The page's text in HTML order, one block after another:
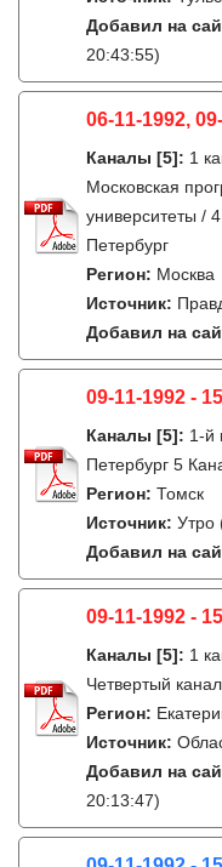
Добавил на
20:43:55)
06-11-1992,
Каналы [5]: 1
Московская
университеты /
Петербург
Регион: Москва
Источник:
Добавил на
09-11-1992 -
Каналы [5]: 1-й
Петербург 5
Регион: Томск
Источник: Утро
Добавил на
09-11-1992 -
Каналы [5]: 1
Четвертый
Регион:
Источник:
Добавил на
20:13:47)